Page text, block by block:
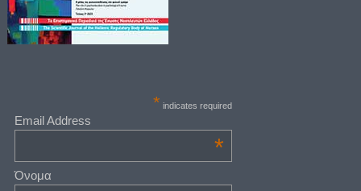
* indicates required
Email Address
*
Όνομα